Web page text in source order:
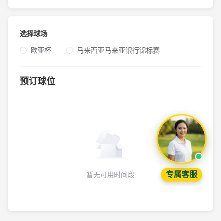
选择球场
欧亚杯 马来西亚马来亚银行锦标赛
预订球位
暂无可用时间段 专属客服